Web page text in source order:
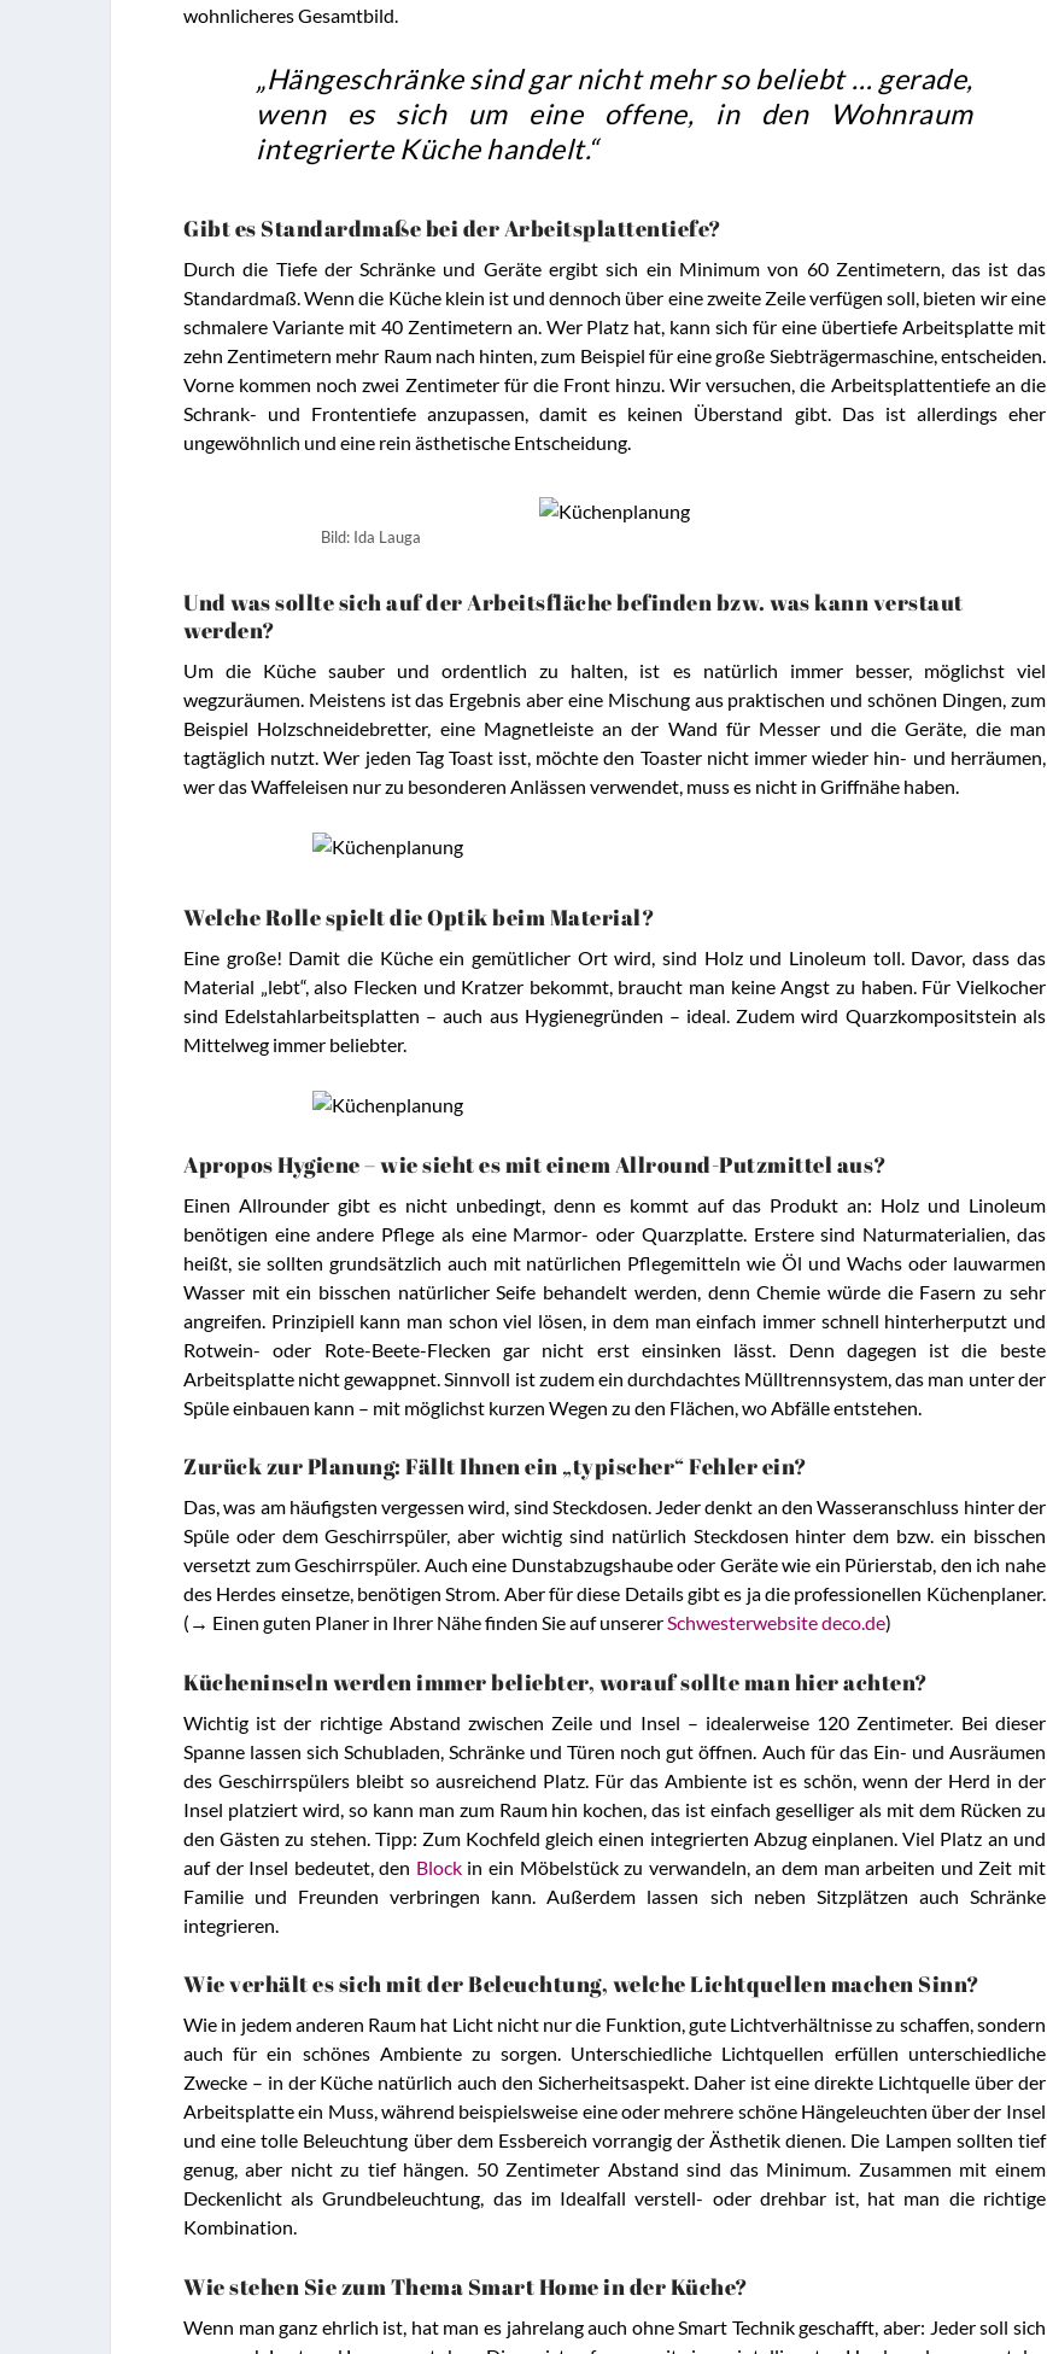
wohnlicheres Gesamtbild.
„Hängeschränke sind gar nicht mehr so beliebt … gerade,
wenn es sich um eine offene, in den Wohnraum
integrierte Küche handelt.“
Gibt es Standardmaße bei der Arbeitsplattentiefe?
Durch die Tiefe der Schränke und Geräte ergibt sich ein Minimum von 60 Zentimetern, das ist das
Standardmaß. Wenn die Küche klein ist und dennoch über eine zweite Zeile verfügen soll, bieten wir eine
schmalere Variante mit 40 Zentimetern an. Wer Platz hat, kann sich für eine übertiefe Arbeitsplatte mit
zehn Zentimetern mehr Raum nach hinten, zum Beispiel für eine große Siebträgermaschine, entscheiden.
Vorne kommen noch zwei Zentimeter für die Front hinzu. Wir versuchen, die Arbeitsplattentiefe an die
Schrank- und Frontentiefe anzupassen, damit es keinen Überstand gibt. Das ist allerdings eher
ungewöhnlich und eine rein ästhetische Entscheidung.
Bild: Ida Lauga
Und was sollte sich auf der Arbeitsfläche befinden bzw. was kann verstaut
werden?
Um die Küche sauber und ordentlich zu halten, ist es natürlich immer besser, möglichst viel
wegzuräumen. Meistens ist das Ergebnis aber eine Mischung aus praktischen und schönen Dingen, zum
Beispiel Holzschneidebretter, eine Magnetleiste an der Wand für Messer und die Geräte, die man
tagtäglich nutzt. Wer jeden Tag Toast isst, möchte den Toaster nicht immer wieder hin- und herräumen,
wer das Waffeleisen nur zu besonderen Anlässen verwendet, muss es nicht in Griffnähe haben.
Welche Rolle spielt die Optik beim Material?
Eine große! Damit die Küche ein gemütlicher Ort wird, sind Holz und Linoleum toll. Davor, dass das
Material „lebt“, also Flecken und Kratzer bekommt, braucht man keine Angst zu haben. Für Vielkocher
sind Edelstahlarbeitsplatten – auch aus Hygienegründen – ideal. Zudem wird Quarzkompositstein als
Mittelweg immer beliebter.
Apropos Hygiene – wie sieht es mit einem Allround-Putzmittel aus?
Einen Allrounder gibt es nicht unbedingt, denn es kommt auf das Produkt an: Holz und Linoleum
benötigen eine andere Pflege als eine Marmor- oder Quarzplatte. Erstere sind Naturmaterialien, das
heißt, sie sollten grundsätzlich auch mit natürlichen Pflegemitteln wie Öl und Wachs oder lauwarmen
Wasser mit ein bisschen natürlicher Seife behandelt werden, denn Chemie würde die Fasern zu sehr
angreifen. Prinzipiell kann man schon viel lösen, in dem man einfach immer schnell hinterherputzt und
Rotwein- oder Rote-Beete-Flecken gar nicht erst einsinken lässt. Denn dagegen ist die beste
Arbeitsplatte nicht gewappnet. Sinnvoll ist zudem ein durchdachtes Mülltrennsystem, das man unter der
Spüle einbauen kann – mit möglichst kurzen Wegen zu den Flächen, wo Abfälle entstehen.
Zurück zur Planung: Fällt Ihnen ein „typischer“ Fehler ein?
Das, was am häufigsten vergessen wird, sind Steckdosen. Jeder denkt an den Wasseranschluss hinter der
Spüle oder dem Geschirrspüler, aber wichtig sind natürlich Steckdosen hinter dem bzw. ein bisschen
versetzt zum Geschirrspüler. Auch eine Dunstabzugshaube oder Geräte wie ein Pürierstab, den ich nahe
des Herdes einsetze, benötigen Strom. Aber für diese Details gibt es ja die professionellen Küchenplaner.
(→ Einen guten Planer in Ihrer Nähe finden Sie auf unsererSchwesterwebsite deco.de)
Kücheninseln werden immer beliebter, worauf sollte man hier achten?
Wichtig ist der richtige Abstand zwischen Zeile und Insel – idealerweise 120 Zentimeter. Bei dieser
Spanne lassen sich Schubladen, Schränke und Türen noch gut öffnen. Auch für das Ein- und Ausräumen
des Geschirrspülers bleibt so ausreichend Platz. Für das Ambiente ist es schön, wenn der Herd in der
Insel platziert wird, so kann man zum Raum hin kochen, das ist einfach geselliger als mit dem Rücken zu
den Gästen zu stehen. Tipp: Zum Kochfeld gleich einen integrierten Abzug einplanen. Viel Platz an und
auf der Insel bedeutet, den Blockin ein Möbelstück zu verwandeln, an dem man arbeiten und Zeit mit
Familie und Freunden verbringen kann. Außerdem lassen sich neben Sitzplätzen auch Schränke
integrieren.
Wie verhält es sich mit der Beleuchtung, welche Lichtquellen machen Sinn?
Wie in jedem anderen Raum hat Licht nicht nur die Funktion, gute Lichtverhältnisse zu schaffen, sondern
auch für ein schönes Ambiente zu sorgen. Unterschiedliche Lichtquellen erfüllen unterschiedliche
Zwecke – in der Küche natürlich auch den Sicherheitsaspekt. Daher ist eine direkte Lichtquelle über der
Arbeitsplatte ein Muss, während beispielsweise eine oder mehrere schöne Hängeleuchten über der Insel
und eine tolle Beleuchtung über dem Essbereich vorrangig der Ästhetik dienen. Die Lampen sollten tief
genug, aber nicht zu tief hängen. 50 Zentimeter Abstand sind das Minimum. Zusammen mit einem
Deckenlicht als Grundbeleuchtung, das im Idealfall verstell- oder drehbar ist, hat man die richtige
Kombination.
Wie stehen Sie zum Thema Smart Home in der Küche?
Wenn man ganz ehrlich ist, hat man es jahrelang auch ohne Smart Technik geschafft, aber: Jeder soll sich